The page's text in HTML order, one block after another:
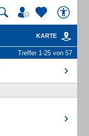
KARTE
Treffer 1-25 von 57